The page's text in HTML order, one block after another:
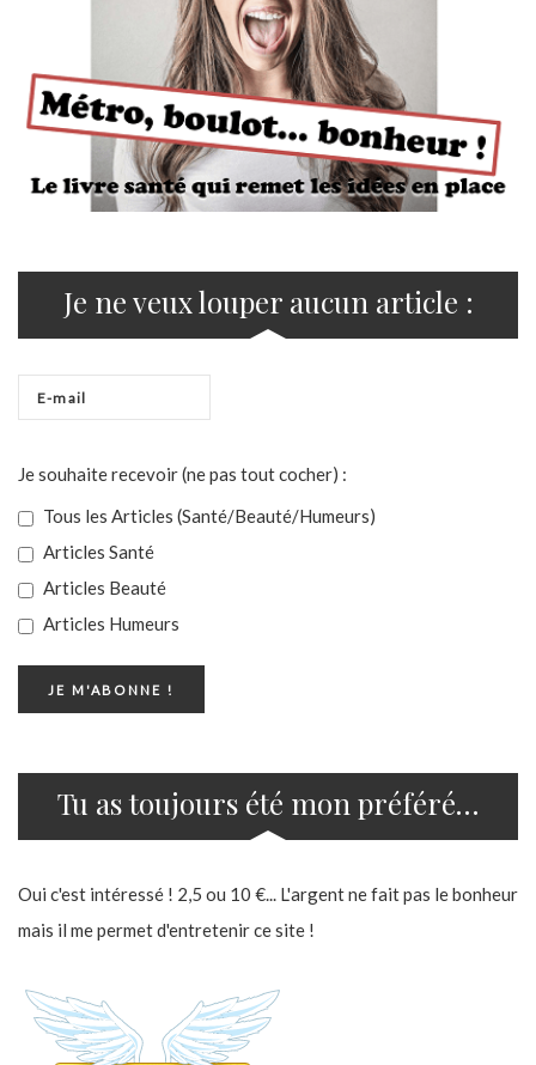
Je ne veux louper aucun article :
Je souhaite recevoir (ne pas tout cocher) :
Tous les Articles (Santé/Beauté/Humeurs)
Articles Santé
Articles Beauté
Articles Humeurs
Tu as toujours été mon préféré…
Oui c'est intéressé ! 2,5 ou 10 €... L'argent ne fait pas le bonheur
mais il me permet d'entretenir ce site !